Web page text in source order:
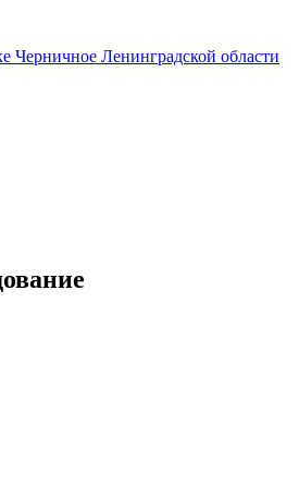
Черничное Ленинградской области